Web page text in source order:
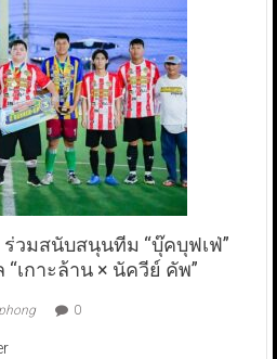
วมสนับสนุนทีม “บุ๊คบุฟเฟ่”
เกาะล้าน × นัควีย์ คัพ”
0